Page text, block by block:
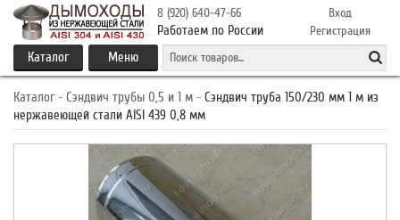
8 (920) 640-47-66
Работаем по России
Вход
Регистрация
Каталог Меню
Каталог - Сэндвич трубы 0,5 и 1 м - Сэндвич труба 150/230 мм 1 м из
нержавеющей стали AISI 439 0,8 мм